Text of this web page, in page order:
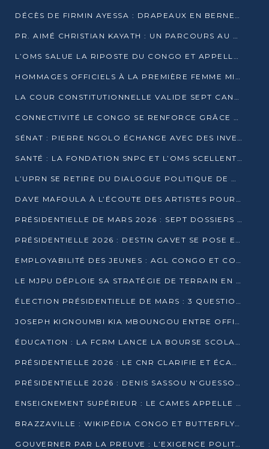
DÉCÈS DE FIRMIN AYESSA : DRAPEAUX EN BERNE LUNDI
PR. AIMÉ CHRISTIAN KAYATH : UN PARCOURS AU SERVICE DE LA RECHERCHE ET DE L’INNOVATION
L’OMS SALUE LA RIPOSTE DU CONGO ET APPELLE À DES RÉFORMES DURABLES
HOMMAGES OFFICIELS À LA PREMIÈRE FEMME MINISTRE DU CONGO
LA COUR CONSTITUTIONNELLE VALIDE SEPT CANDIDATURES POUR LA PRÉSIDENTIELLE
CONNECTIVITÉ LE CONGO SE RENFORCE GRÂCE AU CÂBLE 2AFRICA
SÉNAT : PIERRE NGOLO ÉCHANGE AVEC DES INVESTISSEURS DU NUMÉRIQUE
SANTÉ : LA FONDATION SNPC ET L’OMS SCELLENT UN PARTENARIAT STRATÉGIQUE DE TROIS ANS
L’UPRN SE RETIRE DU DIALOGUE POLITIQUE DE DJAMBALA : TENSIONS DANS LE PRÉ-ÉLECTORAL CONGOLAIS
DAVE MAFOULA À L’ÉCOUTE DES ARTISTES POUR REDÉFINIR SA POLITIQUE CULTURELLE
PRÉSIDENTIELLE DE MARS 2026 : SEPT DOSSIERS DE CANDIDATURE ENREGISTRÉS À LA CLÔTURE DES DÉPÔTS
PRÉSIDENTIELLE 2026 : DESTIN GAVET SE POSE EN CANDIDAT DU « RAS-LE-BOL »
EMPLOYABILITÉ DES JEUNES : AGL CONGO ET CONGO TERMINAL S’ALLIENT À UCAC-ICAM
LE MJPU DÉPLOIE SA STRATÉGIE DE TERRAIN EN FAVEUR DE DSN
ÉLECTION PRÉSIDENTIELLE DE MARS : 3 QUESTIONS À UN EXPERT CONGOLAIS DE LA CYBERSÉCURITÉ
JOSEPH KIGNOUMBI KIA MBOUNGOU ENTRE OFFICIELLEMENT EN COURSE POUR LA PRÉSIDENTIELLE
ÉDUCATION : LA FCRM LANCE LA BOURSE SCOLAIRE FRANCINE-NTOUMI POUR PROMOUVOIR LES FILIÈRES SCIENTIFIQUES
PRÉSIDENTIELLE 2026 : LE CNR CLARIFIE ET ÉCARTE LA CANDIDATURE DU PASTEUR NTUMI
PRÉSIDENTIELLE 2026 : DENIS SASSOU N’GUESSO ANNONCE OFFICIELLEMENT SA CANDIDATURE
ENSEIGNEMENT SUPÉRIEUR : LE CAMES APPELLE À UNE UNIVERSITÉ AFRICAINE AXÉE SUR L’EMPLOYABILITÉ
BRAZZAVILLE : WIKIPÉDIA CONGO ET BUTTERFLY SCELLENT UN PARTENARIAT POUR STRUCTURER LE BÉNÉVOLAT NUMÉRIQUE
GOUVERNER PAR LA PREUVE : L’EXIGENCE POLITIQUE DU XXIᵉ SIÈCLE